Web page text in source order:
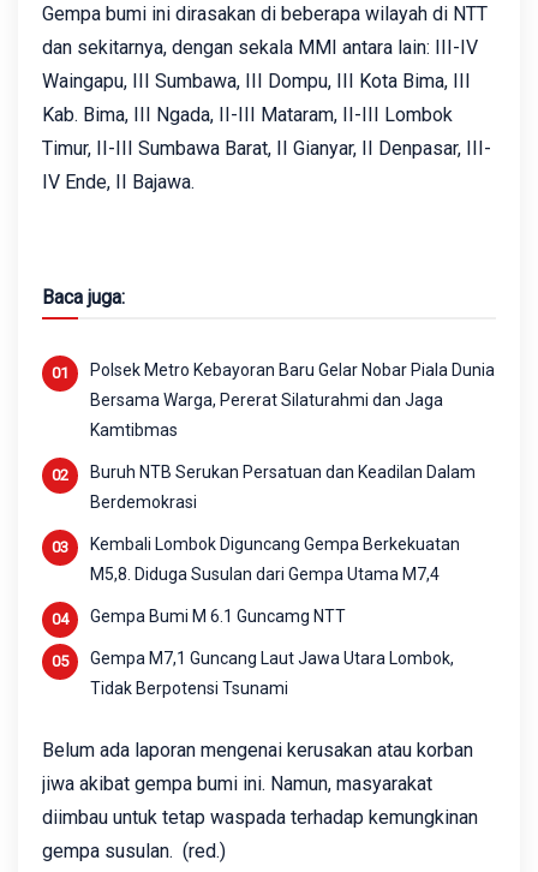
Gempa bumi ini dirasakan di beberapa wilayah di NTT
dan sekitarnya, dengan sekala MMI antara lain: III-IV
Waingapu, III Sumbawa, III Dompu, III Kota Bima, III
Kab. Bima, III Ngada, II-III Mataram, II-III Lombok
Timur, II-III Sumbawa Barat, II Gianyar, II Denpasar, III-
IV Ende, II Bajawa.
Baca juga:
Polsek Metro Kebayoran Baru Gelar Nobar Piala Dunia
Bersama Warga, Pererat Silaturahmi dan Jaga
Kamtibmas
Buruh NTB Serukan Persatuan dan Keadilan Dalam
Berdemokrasi
Kembali Lombok Diguncang Gempa Berkekuatan
M5,8. Diduga Susulan dari Gempa Utama M7,4
Gempa Bumi M 6.1 Guncamg NTT
Gempa M7,1 Guncang Laut Jawa Utara Lombok,
Tidak Berpotensi Tsunami
Belum ada laporan mengenai kerusakan atau korban
jiwa akibat gempa bumi ini. Namun, masyarakat
diimbau untuk tetap waspada terhadap kemungkinan
gempa susulan. (red.)